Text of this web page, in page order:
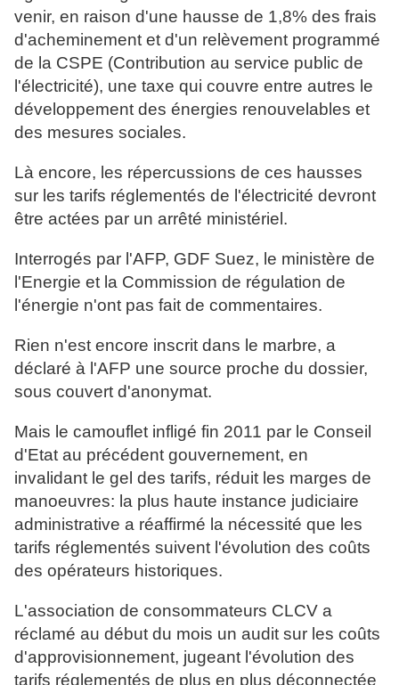
venir, en raison d'une hausse de 1,8% des frais
d'acheminement et d'un relèvement programmé
de la CSPE (Contribution au service public de
l'électricité), une taxe qui couvre entre autres le
développement des énergies renouvelables et
des mesures sociales.
Là encore, les répercussions de ces hausses
sur les tarifs réglementés de l'électricité devront
être actées par un arrêté ministériel.
Interrogés par l'AFP, GDF Suez, le ministère de
l'Energie et la Commission de régulation de
l'énergie n'ont pas fait de commentaires.
Rien n'est encore inscrit dans le marbre, a
déclaré à l'AFP une source proche du dossier,
sous couvert d'anonymat.
Mais le camouflet infligé fin 2011 par le Conseil
d'Etat au précédent gouvernement, en
invalidant le gel des tarifs, réduit les marges de
manoeuvres: la plus haute instance judiciaire
administrative a réaffirmé la nécessité que les
tarifs réglementés suivent l'évolution des coûts
des opérateurs historiques.
L'association de consommateurs CLCV a
réclamé au début du mois un audit sur les coûts
d'approvisionnement, jugeant l'évolution des
tarifs réglementés de plus en plus déconnectée